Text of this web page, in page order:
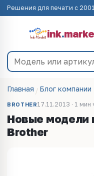
Решения для печати с
ink.
Главная Блог
BROTHER17.11.2013 · 1 мин
Новые модели
Brother